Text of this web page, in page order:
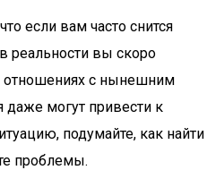
если вам часто снится
реальности вы скоро
отношениях с нынешним
могут привести к
подумайте, как найти
проблемы.